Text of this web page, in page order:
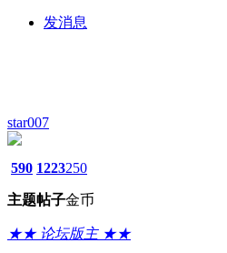
发消息
star007
590
主题
1223
帖子
250
金币
★★ 论坛版主 ★★